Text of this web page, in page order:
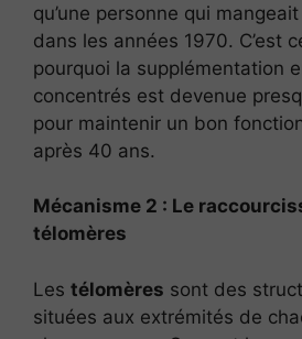
qu’une personne qui
dans les années 1970. C’est
pourquoi la supplémentation
concentrés est devenue
pour maintenir un bon
après 40 ans.
Mécanisme 2 : Le
télomères
Les télomères sont des
situées aux extrémités de